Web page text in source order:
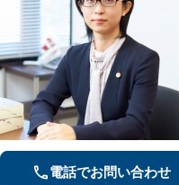
電話でお問い合わせ